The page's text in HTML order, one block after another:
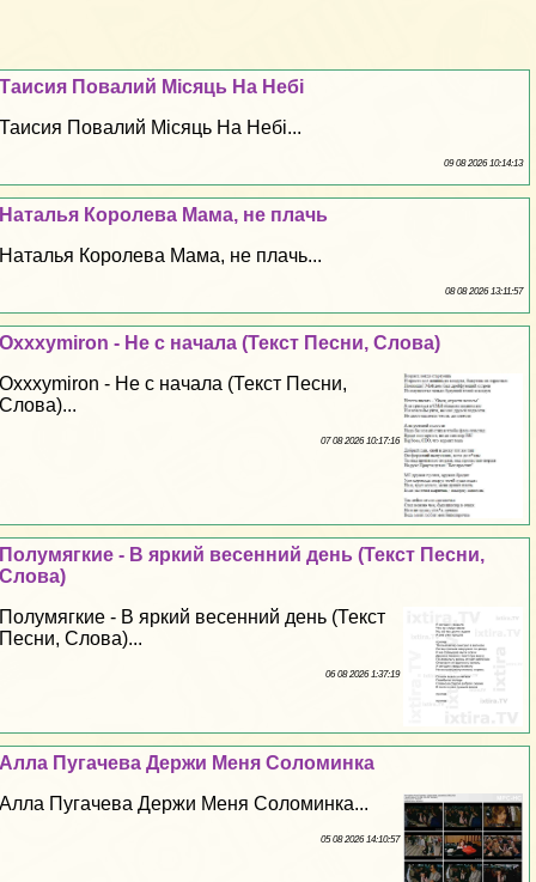
Таисия Повалий Місяць На Небі
Таисия Повалий Місяць На Небі...
09 08 2026 10:14:13
Наталья Королева Мама, не плачь
Наталья Королева Мама, не плачь...
08 08 2026 13:11:57
Oxxxymiron - Не с начала (Текст Песни, Слова)
Oxxxymiron - Не с начала (Текст Песни,
Слова)...
07 08 2026 10:17:16
Полумягкие - В яркий весенний день (Текст Песни,
Слова)
Полумягкие - В яркий весенний день (Текст
Песни, Слова)...
06 08 2026 1:37:19
Алла Пугачева Держи Меня Соломинка
Алла Пугачева Держи Меня Соломинка...
05 08 2026 14:10:57